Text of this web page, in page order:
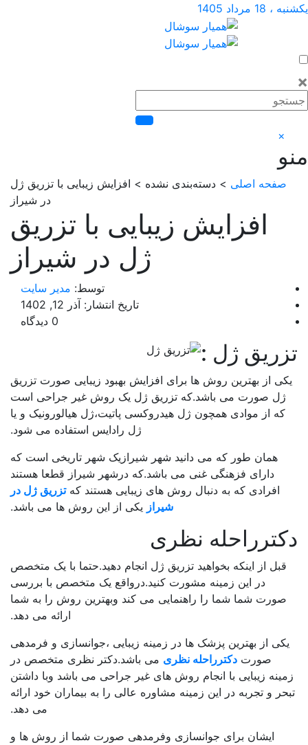
1405
صفحه اصلی> دسته‌بندی نشده > افزایش زیبایی با تزریق ژل
در شیراز
افزایش زیبایی با تزریق
ژل در شیراز
توسط:مدیر سایت
تاریخ انتشار: آذر 12, 1402
ژل :
از بهترین روش ها برای افزایش بهبود زیبایی صورت تزریق
ژل صورت می باشد.که تزریق ژل یک روش غیر جراحی است
که از موادی همچون ژل هیدروکسی پاتیت،ژل هیالورونیک و یا
ژل رادایس استفاده می شود.
همان طور که می دانید شهر شیرازیک شهر تاریخی است که
دارای فزهنگی غنی می باشد.که درشهر شیراز قطعا هستند
افرادی که به دنبال روش های زیبایی هستند کهتزریق ژل در
شیراز یکی از این روش ها می باشد.
نظری
قبل از اینکه بخواهید تزریق ژل انجام دهید.حتما با یک متخصص
در این زمینه مشورت کنید.درواقع یک متخصص با بررسی
صورت شما شما را راهنمایی می کند وبهترین روش را به شما
ارائه می دهد.
از بهترین پزشک ها در زمینه زیبایی ،جوانسازی و فرمدهی
صورتدکترراحله نظریمی باشد.دکتر نظری متخصص در
زیبایی با انجام روش های غیر جراحی می باشد وبا داشتن
و تجربه در این زمینه مشاوره عالی را به بیماران خود ارائه
می دهد.
ایشان برای جوانسازی وفرمدهی صورت شما از روش ها و